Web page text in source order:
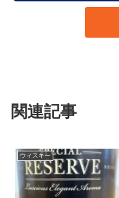
関連記事
ウィスキー